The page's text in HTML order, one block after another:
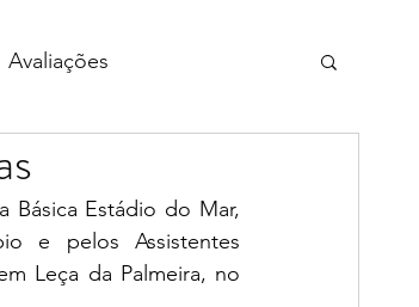
Avaliações
Básica Estádio do Mar,
e pelos Assistentes
Leça da Palmeira, no